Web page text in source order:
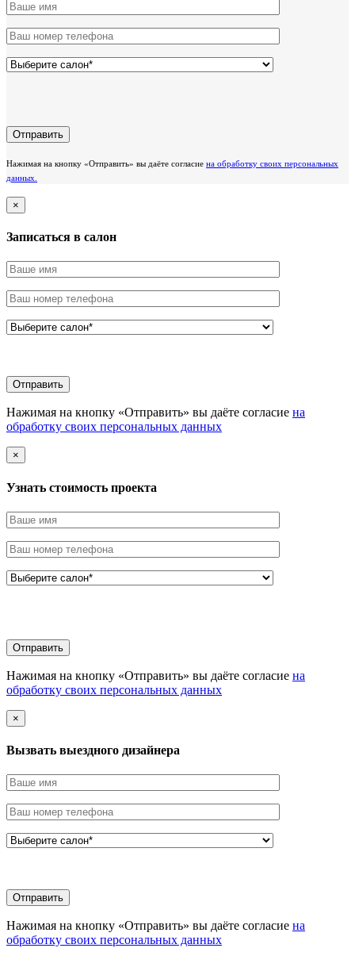
Нажимая на кнопку «Отправить» вы даёте согласие на обработку своих персональных
данных.
×
Записаться в салон
Нажимая на кнопку «Отправить» вы даёте согласие на
обработку своих персональных данных
×
Узнать стоимоcть проекта
Нажимая на кнопку «Отправить» вы даёте согласие на
обработку своих персональных данных
×
Вызвать выездного дизайнера
Нажимая на кнопку «Отправить» вы даёте согласие на
обработку своих персональных данных